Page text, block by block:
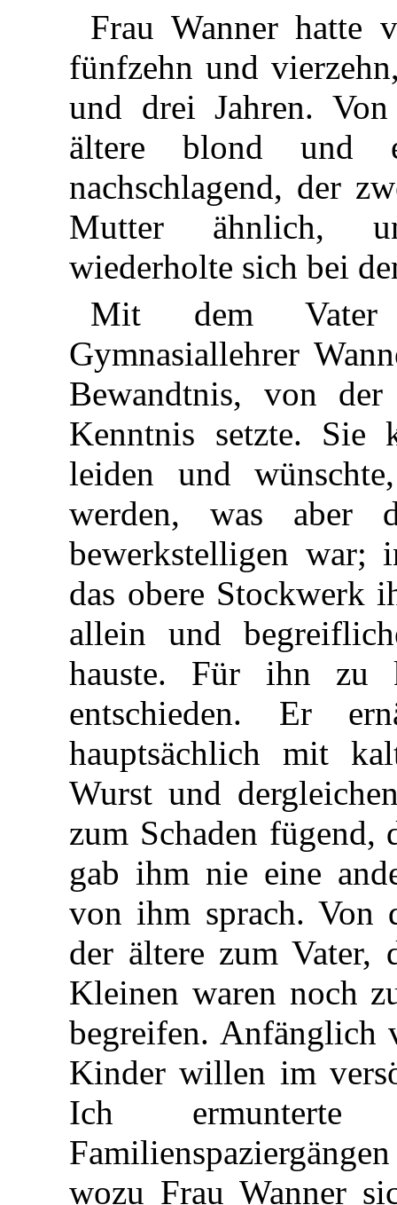
Frau Wanner hatte
fünfzehn und
und drei Jahren.
ältere blond und
nachschlagend, der
Mutter ähnlich,
wiederholte sich bei
Mit dem Vater
Gymnasiallehrer
Bewandtnis, von
Kenntnis setzte. Sie
leiden und
werden, was aber
bewerkstelligen war;
das obere Stockwerk
allein und
hauste. Für ihn zu
entschieden. Er
hauptsächlich mit
Wurst und
zum Schaden fügend,
gab ihm nie eine
von ihm sprach. Von
der ältere zum Vater,
Kleinen waren noch
begreifen. Anfänglich
Kinder willen im
Ich
wozu Frau Wanner